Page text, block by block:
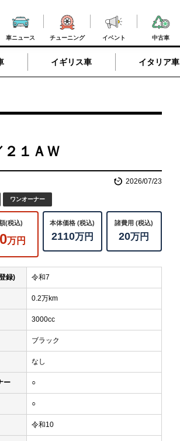
車ニュース チューニング イベント 中古車
イギリス車 イタリア車
１ＡＷ
2026/07/23
ター福岡西認定中古車センター自社仕入れ車両
ワンオーナー
(税込)
万円
本体価格 (税込)
2110万円
諸費用 (税込)
20万円
録) 令和7
0.2万km
3000cc
ブラック
なし
ー ○
○
令和10